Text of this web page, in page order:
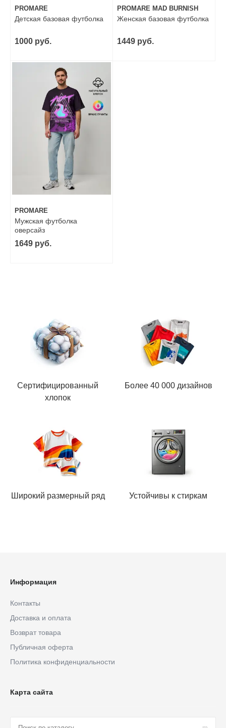
PROMARE
Детская базовая футболка
1000 руб.
PROMARE MAD BURNISH
Женская базовая футболка
1449 руб.
PROMARE
Мужская футболка
оверсайз
1649 руб.
Сертифицированный
хлопок
Более 40 000 дизайнов
Широкий размерный ряд Устойчивы к стиркам
Информация
Контакты
Доставка и оплата
Возврат товара
Публичная оферта
Политика конфиденциальности
Карта сайта